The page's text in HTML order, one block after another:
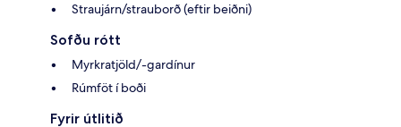
Straujárn/strauborð (eftir beiðni)
Sofðu rótt
Myrkratjöld/-gardínur
Rúmföt í boði
Fyrir útlitið